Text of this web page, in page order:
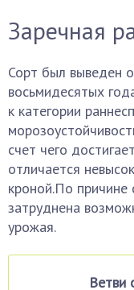
Заречная
Сорт был выведен
восьмидесятых
к категории
счет чего
отличается
кроной.По причине
затруднена
урожая.
Ветви